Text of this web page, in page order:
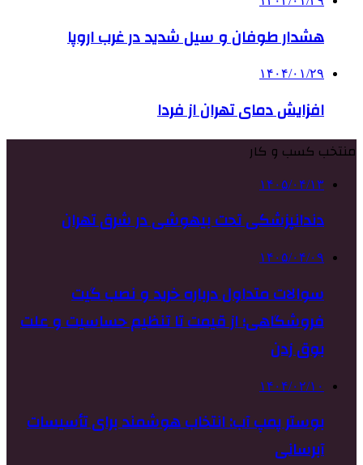
هشدار طوفان و سیل شدید در غرب اروپا
۱۴۰۴/۰۱/۲۹
افزایش دمای تهران از فردا
منتخب کسب و کار
۱۴۰۵/۰۴/۱۳
دندانپزشکی تحت بیهوشی در شرق تهران
۱۴۰۵/۰۴/۰۹
سوالات متداول درباره خرید و نصب گیت
فروشگاهی؛ از قیمت تا تنظیم حساسیت و علت
بوق زدن
۱۴۰۴/۰۲/۱۰
بوستر پمپ آب: انتخاب هوشمند برای تأسیسات
آبرسانی